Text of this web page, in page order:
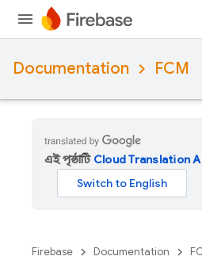
Documentation FCM
এই পৃষ্ঠাটি Cloud Translation
Firebase Documentation